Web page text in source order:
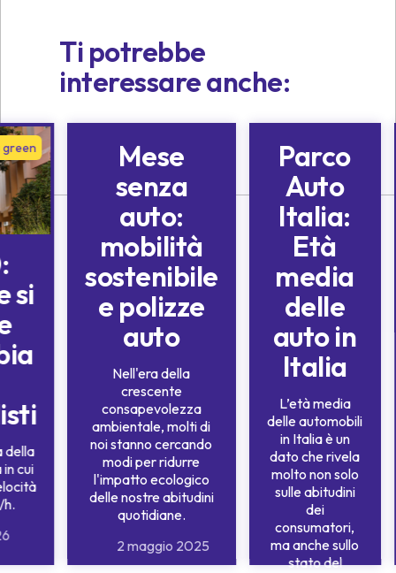
Ti potrebbe
interessare anche:
green
si
della
cui
h.
Sostenibilità e mobilità
green
Mese
senza
auto:
mobilità
sostenibile
e polizze
auto
Nell'era della
crescente
consapevolezza
ambientale, molti di
noi stanno cercando
modi per ridurre
l'impatto ecologico
delle nostre abitudini
quotidiane.
2 maggio 2025
Sostenibilità e
mobilità green
Parco
Auto
Italia:
Età
media
delle
auto in
Italia
L’età media
delle automobili
in Italia è un
dato che rivela
molto non solo
sulle abitudini
dei
consumatori,
ma anche sullo
stato del